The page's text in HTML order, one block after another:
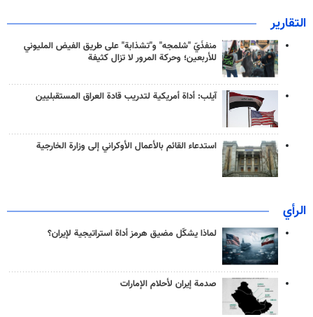
التقارير
منفذَيّ "شلمجه" و"تشذابة" على طريق الفيض المليوني
للأربعين؛ وحركة المرور لا تزال كثيفة
آيلب: أداة أمريكية لتدريب قادة العراق المستقبليين
استدعاء القائم بالأعمال الأوكراني إلى وزارة الخارجية
الرأي
لماذا يشكّل مضيق هرمز أداة استراتيجية لإيران؟
صدمة إيران لأحلام الإمارات